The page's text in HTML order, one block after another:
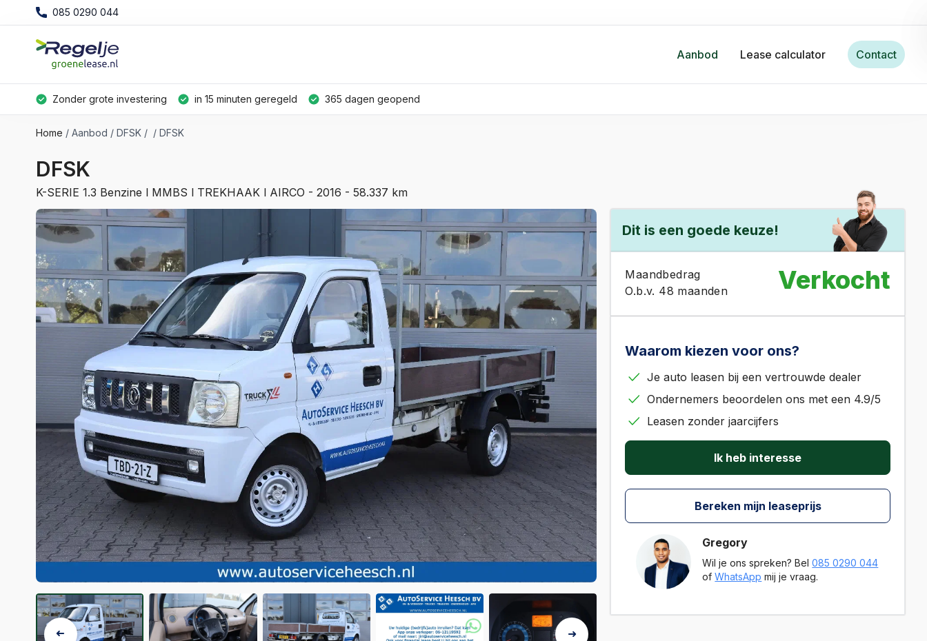
085 0290 044
Aanbod Lease calculator Contact
Zonder grote investering in 15 minuten geregeld 365 dagen geopend
Home Aanbod DFSK DFSK
DFSK
K-SERIE 1.3 Benzine l MMBS l TREKHAAK l AIRCO - 2016 - 58.337 km
Dit is een goede keuze!
Maandbedrag
O.b.v. 48 maanden
Verkocht
Waarom kiezen voor ons?
Je auto leasen bij een vertrouwde dealer
Ondernemers beoordelen ons met een 4.9/5
Leasen zonder jaarcijfers
Ik heb interesse
Bereken mijn leaseprijs
Gregory
Wil je ons spreken? Bel085 0290 044
ofWhatsApp mij je vraag.